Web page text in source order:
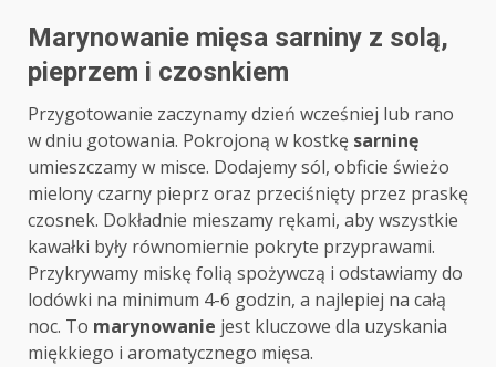
Marynowanie mięsa sarniny z solą,
pieprzem i czosnkiem
Przygotowanie zaczynamy dzień wcześniej lub rano
w dniu gotowania. Pokrojoną w kostkę sarninę
umieszczamy w misce. Dodajemy sól, obficie świeżo
mielony czarny pieprz oraz przeciśnięty przez praskę
czosnek. Dokładnie mieszamy rękami, aby wszystkie
kawałki były równomiernie pokryte przyprawami.
Przykrywamy miskę folią spożywczą i odstawiamy do
lodówki na minimum 4-6 godzin, a najlepiej na całą
noc. To marynowanie jest kluczowe dla uzyskania
miękkiego i aromatycznego mięsa.